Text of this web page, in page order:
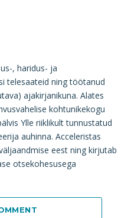
, haridus- ja
telesaateid ning töötanud
ajakirjanikuna. Alates
kohtunikekogu
Ylle riiklikult tunnustatud
auhinna. Acceleristas
eest ning kirjutab
otsekohesusega